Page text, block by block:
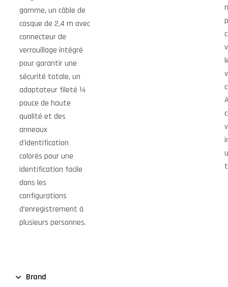
gamme, un câble de
casque de 2,4 m avec
connecteur de
verrouillage intégré
pour garantir une
sécurité totale, un
adaptateur fileté ¼
pouce de haute
qualité et des
anneaux
d’identification
colorés pour une
identification facile
dans les
configurations
d’enregistrement à
plusieurs personnes.
Brand